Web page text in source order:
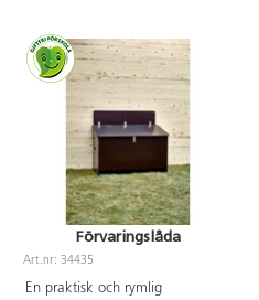
Förvaringslåda
Art.nr: 34435
En praktisk och rymlig